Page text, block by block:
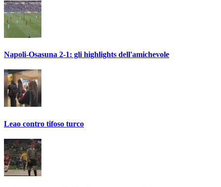
Napoli-Osasuna 2-1: gli highlights dell'amichevole
Leao contro tifoso turco